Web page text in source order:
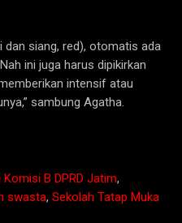
dan siang, red), otomatis ada
ini juga harus dipikirkan
intensif atau
sambung Agatha.
B DPRD Jatim,
swasta, Sekolah Tatap Muka